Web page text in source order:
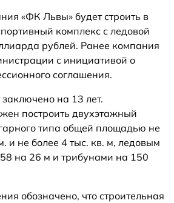
«ФК Львы» будет строить в
комплекс с ледовой
рублей. Ранее компания
с инициативой о
соглашения.
на 13 лет.
построить двухэтажный
типа общей площадью не
и не более 4 тыс. кв. м, ледовым
на 26 м и трибунами на 150
обозначено, что строительная